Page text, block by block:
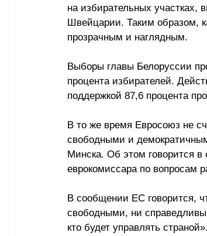
на избирательных участках,
Швейцарии. Таким образом,
прозрачным и наглядным.
Выборы главы Белоруссии
процента избирателей.
поддержкой 87,6 процента
В то же время Евросоюз не
свободными и
Минска. Об этом говорится в
еврокомиссара по вопросам
В сообщении ЕС говорится,
свободными, ни
кто будет управлять страной».